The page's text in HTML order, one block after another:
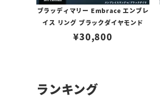
ブラッディマリー Embrace エンブレ
イス リング ブラックダイヤモンド
¥30,800
ランキング